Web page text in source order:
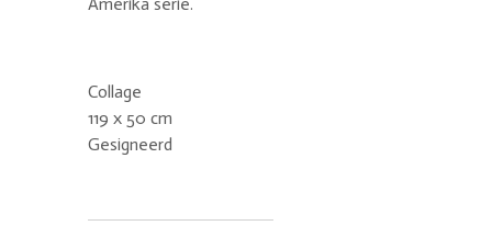
Collage
119 x 50 cm
Gesigneerd